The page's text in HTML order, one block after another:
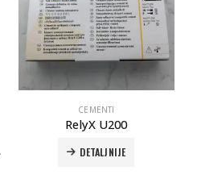
CEMENTI
RelyX U200
DETALJNIJE